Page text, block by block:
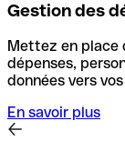
Gestion des
Mettez en place
dépenses,
données vers
En savoir plus